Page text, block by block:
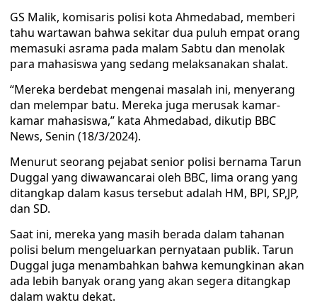
GS Malik, komisaris polisi kota Ahmedabad, memberi
tahu wartawan bahwa sekitar dua puluh empat orang
memasuki asrama pada malam Sabtu dan menolak
para mahasiswa yang sedang melaksanakan shalat.
“Mereka berdebat mengenai masalah ini, menyerang
dan melempar batu. Mereka juga merusak kamar-
kamar mahasiswa,” kata Ahmedabad, dikutip BBC
News, Senin (18/3/2024).
Menurut seorang pejabat senior polisi bernama Tarun
Duggal yang diwawancarai oleh BBC, lima orang yang
ditangkap dalam kasus tersebut adalah HM, BPl, SP,JP,
dan SD.
Saat ini, mereka yang masih berada dalam tahanan
polisi belum mengeluarkan pernyataan publik. Tarun
Duggal juga menambahkan bahwa kemungkinan akan
ada lebih banyak orang yang akan segera ditangkap
dalam waktu dekat.